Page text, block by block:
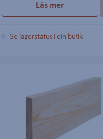
Läs mer
Se lagerstatus i din butik